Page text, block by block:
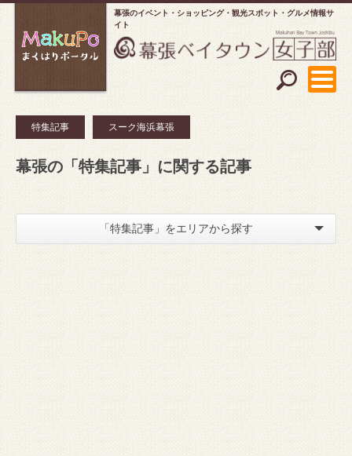
幕張のイベント・ショッピング
観光スポット・グルメ情報サ
イト
特集記事 スーク海浜幕張
幕張の「特集記事」に関する記事
「特集記事」をエリアから探す